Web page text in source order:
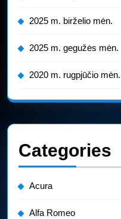
2025 m. birželio mėn.
2025 m. gegužės mėn.
2020 m. rugpjūčio mėn.
Categories
Acura
Alfa Romeo